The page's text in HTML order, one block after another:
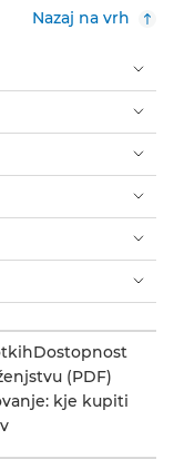
Nazaj na vrh
Dostopnost
(PDF)
kje kupiti